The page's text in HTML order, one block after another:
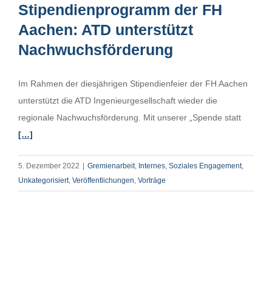
Stipendienprogramm der FH
Aachen: ATD unterstützt
Nachwuchsförderung
Im Rahmen der diesjährigen Stipendienfeier der FH Aachen
unterstützt die ATD Ingenieurgesellschaft wieder die
regionale Nachwuchsförderung. Mit unserer „Spende statt
[…]
5. Dezember 2022 Gremienarbeit, Internes, Soziales Engagement,
Unkategorisiert, Veröffentlichungen, Vorträge